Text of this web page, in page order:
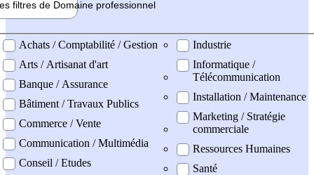
filtres de Domaine professionnel
professionel
Achats / Comptabilité / Gestion
Arts / Artisanat d'art
Banque / Assurance
Bâtiment / Travaux Publics
Commerce / Vente
Communication / Multimédia
Conseil / Etudes
Industrie
Informatique /
Télécommunication
Installation / Maintenance
Marketing / Stratégie
commerciale
Ressources Humaines
Santé